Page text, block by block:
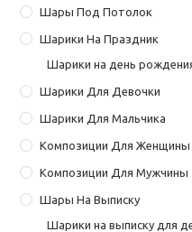
Шары Под Потолок
Шарики На Праздник
Шарики на день
Шарики Для Девочки
Шарики Для Мальчика
Композиции Для Женщины
Композиции Для Мужчины
Шары На Выписку
Шарики на выписку для